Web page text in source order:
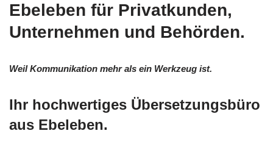
Ebeleben für Privatkunden,
Unternehmen und Behörden.
Weil Kommunikation mehr als ein Werkzeug ist.
Ihr hochwertiges Übersetzungsbüro
aus Ebeleben.